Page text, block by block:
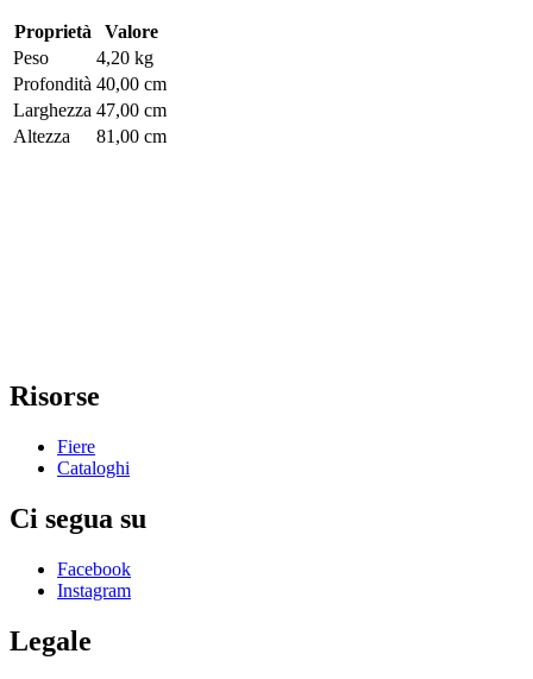
Proprietà
Valore
Peso
4,20 kg
Profondità 40,00 cm
Larghezza 47,00 cm
Altezza
81,00 cm
Risorse
Fiere
Cataloghi
Ci segua su
Facebook
Instagram
Legale